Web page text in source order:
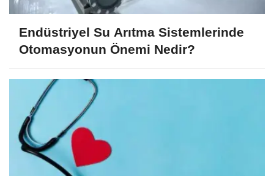
Endüstriyel Su Arıtma Sistemlerinde
Otomasyonun Önemi Nedir?